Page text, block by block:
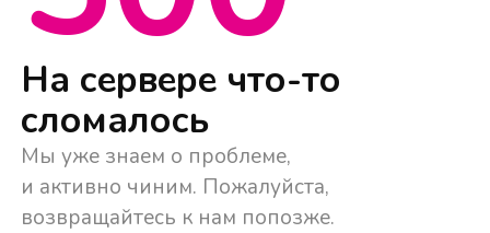
На сервере что-то
сломалось
Мы уже знаем о проблеме,
и активно чиним. Пожалуйста,
возвращайтесь к нам попозже.